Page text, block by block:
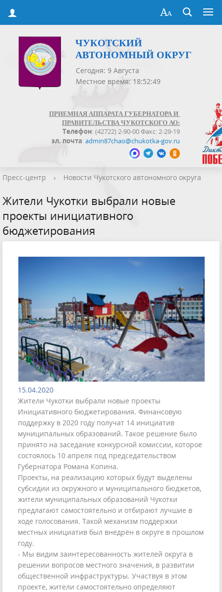
ЧУКОТСКИЙ
АВТОНОМНЫЙ ОКРУГ
Сегодня: 9 Августа
Местное время: 18:52:50
ПРИЕМНАЯ АППАРАТА ГУБЕРНАТОРА И
ПРАВИТЕЛЬСТВА ЧУКОТСКОГО АО:
Телефон: (42722) 2-90-00 Факс: 2-29-19
эл. почта:admin87chao@chukotka-gov.ru
Пресс-центр › Новости Чукотского автономного округа
Жители Чукотки выбрали новые
проекты инициативного
бюджетирования
15.04.2020
Жители Чукотки выбрали новые проекты
Инициативного бюджетирования. Финансовую
поддержку в 2020 году получат 14 инициатив
муниципальных образований. Такое решение было
принято на заседание конкурсной комиссии, которое
состоялось 10 апреля под председательством
Губернатора Романа Копина.
Проекты, на реализацию которых будут выделены
субсидии из окружного и муниципального бюджетов,
жители муниципальных образований Чукотки
предлагают самостоятельно и отбирают лучшие в
ходе голосования. Такой механизм поддержки
местных инициатив был внедрён в округе в прошлом
году.
- Мы видим заинтересованность жителей округа в
решении вопросов местного значения, в развитии
общественной инфраструктуры. Участвуя в этом
проекте, жители самостоятельно определяют